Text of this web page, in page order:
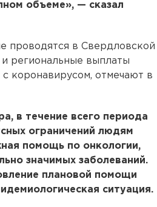
объеме», — сказал
проводятся в Свердловской
региональные выплаты
коронавирусом, отмечают в
в течение всего периода
ограничений людям
помощь по онкологии,
значимых заболеваний.
плановой помощи
ситуация.